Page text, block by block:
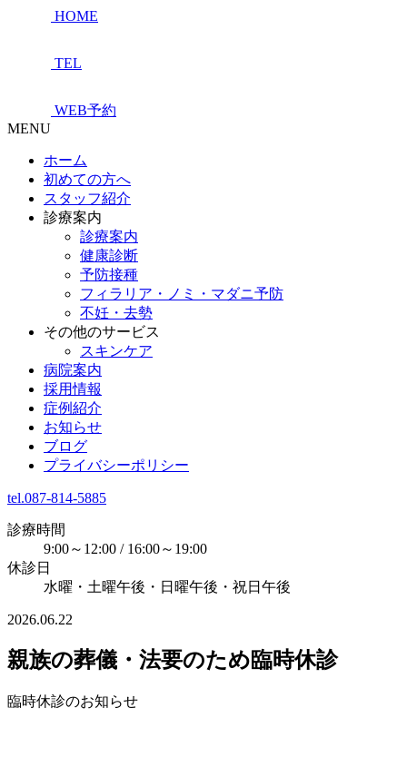
HOME
TEL
WEB予約
MENU
ホーム
初めての方へ
スタッフ紹介
診療案内
診療案内
健康診断
予防接種
フィラリア・ノミ・マダニ予防
不妊・去勢
その他のサービス
スキンケア
病院案内
採用情報
症例紹介
お知らせ
ブログ
プライバシーポリシー
tel.087-814-5885
診療時間
9:00～12:00 / 16:00～19:00
休診日
水曜・土曜午後・日曜午後・祝日午後
2026.06.22
親族の葬儀・法要のため臨時休診
臨時休診のお知らせ